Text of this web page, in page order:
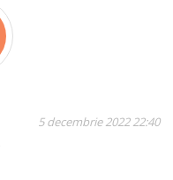
5 decembrie 2022 22:40